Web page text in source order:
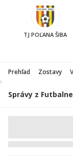
TJ POĽANA ŠIBA
Prehľad Zostavy
Správy z